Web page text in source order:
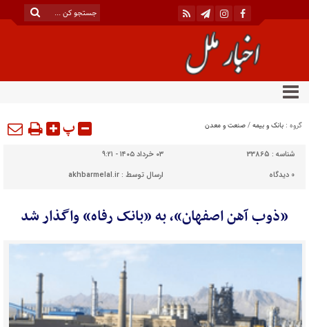
گروه : بانک و بیمه/صنعت و معدن پ
شناسه : 33865
۰۳ خرداد ۱۴۰۵ - ۹:۲۱
0 دیدگاه ارسال توسط :akhbarmelal.ir
«ذوب آهن اصفهان»، به «بانک رفاه» واگذار شد